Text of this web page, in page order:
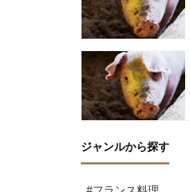
ジャンルから探す